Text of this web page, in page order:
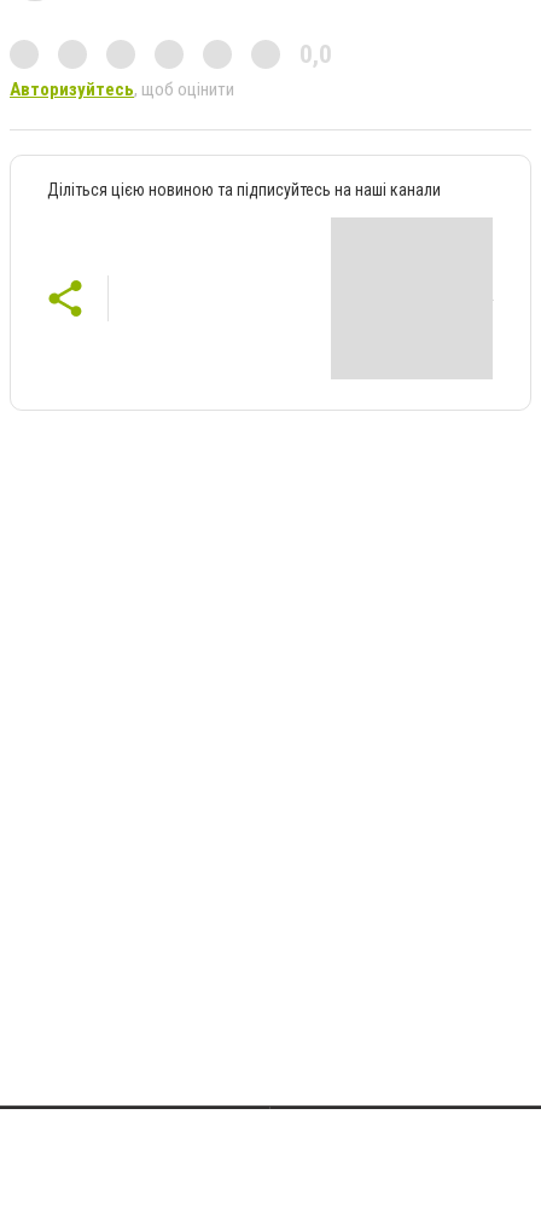
0,0
Авторизуйтесь, щоб оцінити
Діліться цією новиною та підписуйтесь на наші канали